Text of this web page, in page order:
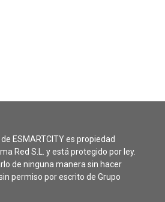
ESMARTCITY es propiedad
Red S.L. y está protegido por ley.
de ninguna manera sin hacer
permiso por escrito de Grupo